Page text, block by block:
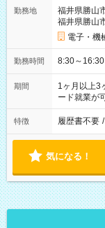
勤務地
福井県勝山
福井県勝山
電子・機
勤務時間
期間
1ヶ月以上3
ード就業が
特徴 履歴書不要 /
気になる！